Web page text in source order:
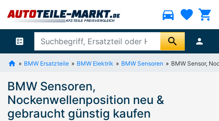
directions_car favorite shopping_cart
ballot search person
BMW Ersatzteile BMW Elektrik BMW Sensoren BMW Sensor,
BMW Sensoren,
Nockenwellenposition neu &
gebraucht günstig kaufen